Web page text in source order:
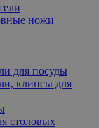
ножи
для посуды
клипсы для
столовых